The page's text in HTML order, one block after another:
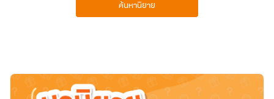
ค้นหานิยาย